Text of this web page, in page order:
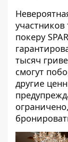
покеру
тысяч
смогут
другие